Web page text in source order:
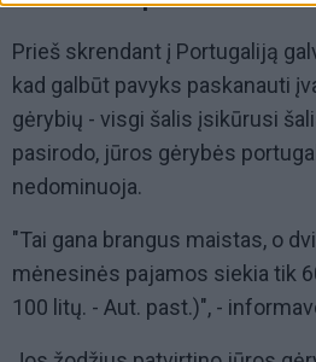
Prieš skrendant į Portugaliją
kad galbūt pavyks paskanauti
gėrybių - visgi šalis įsikūrusi
pasirodo, jūros gėrybės
nedominuoja.
"Tai gana brangus maistas, o
mėnesinės pajamos siekia tik
100 litų. - Aut. past.)", -